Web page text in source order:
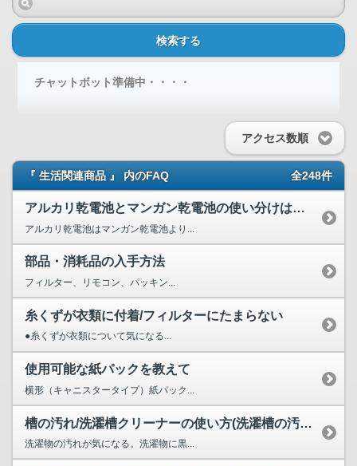
検索する
チャットボット準備中・・・・
アクセス数順
『 生活関連商品 』 内のFAQ 全248件
アルカリ乾電池とマンガン乾電池の使い分けはどのようにすれば...
アルカリ乾電池はマンガン乾電池より...
部品・消耗品の入手方法
フィルター、リモコン、パッキン...
糸くずが衣類に付着/フィルターにたまらない
●糸くずが衣類について気になる...
使用可能な紙パックを教えて
横形（キャニスタータイプ）紙パック...
槽の汚れ/洗濯槽クリーナーの使い方(洗濯槽の汚れが気になる...
洗濯物の汚れが気になる。洗濯物に黒...